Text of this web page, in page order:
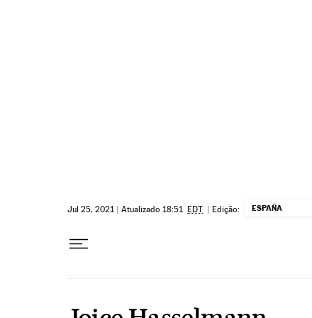
Jul 25, 2021 | Atualizado 18:51 EDT | Edição: ESPAÑA